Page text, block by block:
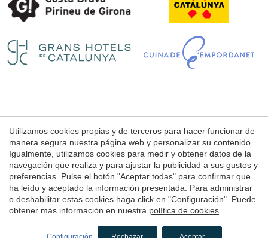
Aviso Legal
Condiciones de uso de la web
Política de Cookies
© 1998 - 2026
Petits Grans Hotels de Catalunya
byiEstrategic
Utilizamos cookies propias y de terceros para hacer funcionar de
manera segura nuestra página web y personalizar su contenido.
Igualmente, utilizamos cookies para medir y obtener datos de la
navegación que realiza y para ajustar la publicidad a sus gustos y
preferencias. Pulse el botón "Aceptar todas" para confirmar que
ha leído y aceptado la información presentada. Para administrar
o deshabilitar estas cookies haga click en "Configuración". Puede
obtener más información en nuestra política de cookies
Guardar configuración Aceptar todas